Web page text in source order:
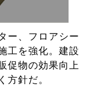
ー、フロアシー
工を強化。建設
促物の効果向上
針だ。